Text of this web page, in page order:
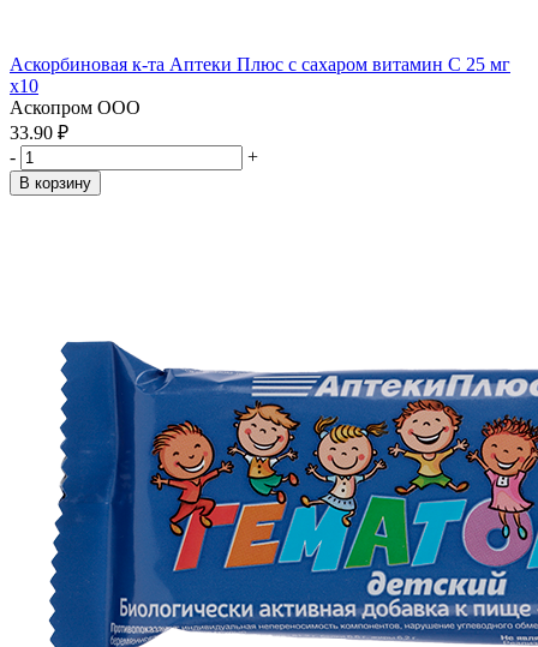
Аскорбиновая к-та Аптеки Плюс с сахаром витамин С 25 мг
x10
Аскопром ООО
33.90 ₽
-
+
В корзину